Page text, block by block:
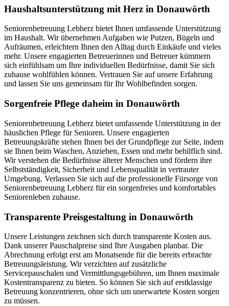
Haushalts­unterstützung mit Herz in Donauwörth
Seniorenbetreuung Lebherz bietet Ihnen umfassende Unterstützung
im Haushalt. Wir übernehmen Aufgaben wie Putzen, Bügeln und
Aufräumen, erleichtern Ihnen den Alltag durch Einkäufe und vieles
mehr. Unsere engagierten Betreuerinnen und Betreuer kümmern
sich einfühlsam um Ihre individuellen Bedürfnisse, damit Sie sich
zuhause wohlfühlen können. Vertrauen Sie auf unsere Erfahrung
und lassen Sie uns gemeinsam für Ihr Wohlbefinden sorgen.
Sorgenfreie Pflege daheim in Donauwörth
Seniorenbetreuung Lebherz bietet umfassende Unterstützung in der
häuslichen Pflege für Senioren. Unsere engagierten
Betreuungskräfte stehen Ihnen bei der Grundpflege zur Seite, indem
sie Ihnen beim Waschen, Anziehen, Essen und mehr behilflich sind.
Wir verstehen die Bedürfnisse älterer Menschen und fördern ihre
Selbstständigkeit, Sicherheit und Lebensqualität in vertrauter
Umgebung. Verlassen Sie sich auf die professionelle Fürsorge von
Seniorenbetreuung Lebherz für ein sorgenfreies und komfortables
Seniorenleben zuhause.
Transparente Preisgestaltung in Donauwörth
Unsere Leistungen zeichnen sich durch transparente Kosten aus.
Dank unserer Pauschalpreise sind Ihre Ausgaben planbar. Die
Abrechnung erfolgt erst am Monatsende für die bereits erbrachte
Betreuungsleistung. Wir verzichten auf zusätzliche
Servicepauschalen und Vermittlungsgebühren, um Ihnen maximale
Kostentransparenz zu bieten. So können Sie sich auf erstklassige
Betreuung konzentrieren, ohne sich um unerwartete Kosten sorgen
zu müssen.